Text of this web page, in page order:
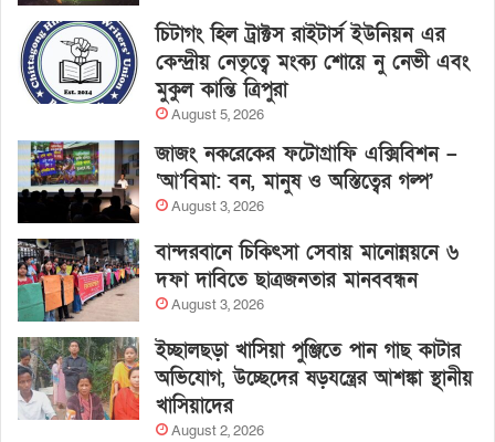
চিটাগং হিল ট্রাক্টস রাইটার্স ইউনিয়ন এর
কেন্দ্রীয় নেতৃত্বে মংক্য শোয়ে নু নেভী এবং
মুকুল কান্তি ত্রিপুরা
August 5, 2026
জাজং নকরেকের ফটোগ্রাফি এক্সিবিশন –
‘আ’বিমা: বন, মানুষ ও অস্তিত্বের গল্প’
August 3, 2026
বান্দরবানে চিকিৎসা সেবায় মানোন্নয়নে ৬
দফা দাবিতে ছাত্রজনতার মানববন্ধন
August 3, 2026
ইচ্ছালছড়া খাসিয়া পুঞ্জিতে পান গাছ কাটার
অভিযোগ, উচ্ছেদের ষড়যন্ত্রের আশঙ্কা স্থানীয়
খাসিয়াদের
August 2, 2026